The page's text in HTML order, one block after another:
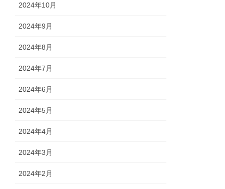
2024年10月
2024年9月
2024年8月
2024年7月
2024年6月
2024年5月
2024年4月
2024年3月
2024年2月